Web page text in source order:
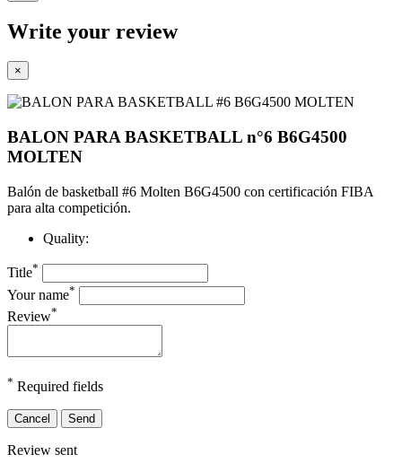
Write your review
×
BALON PARA BASKETBALL n°6 B6G4500
MOLTEN
Balón de basketball #6 Molten B6G4500 con certificación FIBA
para alta competición.
Quality:
Title*
Your name*
Review*
* Required fields
Cancel Send
Review sent